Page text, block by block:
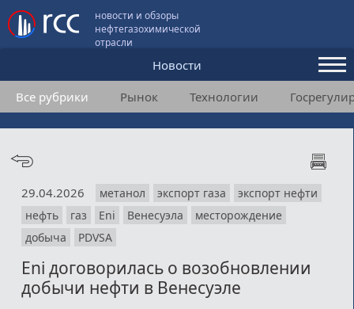
новости и обзоры
нефтегазохимической
отрасли
Новости
Аналитика и мнения
Конференции
Подписка
Пользовательское соглашение
Медиакит
Все рубрики Рынок Технологии
29.04.2026 метанол экспорт газа
экспорт нефти
нефть
газ Eni Венесуэла
месторождение
добыча
PDVSA
Eni договорилась о возобновлении
добычи нефти в Венесуэле